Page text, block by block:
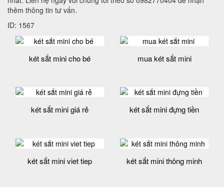
thêm thông tin tư vấn.
ID: 1567
két sắt mini cho bé mua két sắt mini
két sắt mini giá rẻ két sắt mini đựng tiền
két sắt mini viet tiep két sắt mini thông minh